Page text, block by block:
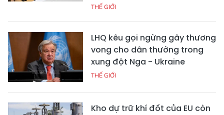
THẾ GIỚI
LHQ kêu gọi ngừng gây thương
vong cho dân thường trong
xung đột Nga - Ukraine
THẾ GIỚI
Kho dự trữ khí đốt của EU còn